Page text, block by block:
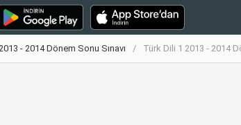
- 2014 Dönem Sonu Sınavı Türk Dili 1 2013 - 2014